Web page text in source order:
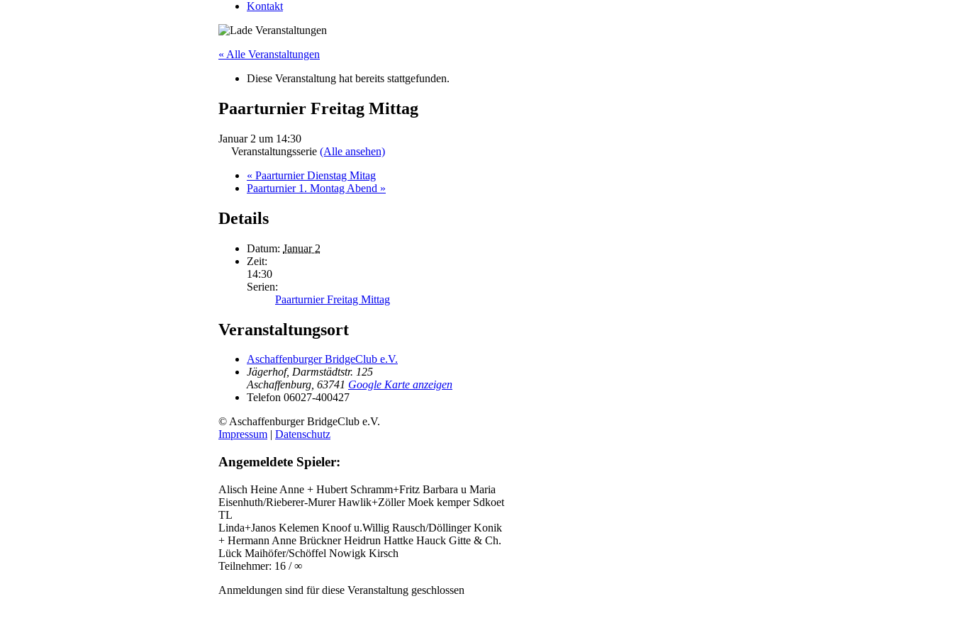
Kontakt
« Alle Veranstaltungen
Diese Veranstaltung hat bereits stattgefunden.
Paarturnier Freitag Mittag
Januar 2 um 14:30
Veranstaltungsserie (Alle ansehen)
« Paarturnier Dienstag Mitag
Paarturnier 1. Montag Abend »
Details
Datum: Januar 2
Zeit:
14:30
Serien:
Paarturnier Freitag Mittag
Veranstaltungsort
Aschaffenburger BridgeClub e.V.
Jägerhof, Darmstädtstr. 125
Aschaffenburg, 63741 Google Karte anzeigen
Telefon 06027-400427
© Aschaffenburger BridgeClub e.V.
Impressum | Datenschutz
Angemeldete Spieler:
Alisch Heine Anne + Hubert Schramm+Fritz Barbara u Maria
Eisenhuth/Rieberer-MurerHawlik+ZöllerMoek kemper Sdkoet
TL
Linda+Janos Kelemen Knoof u.Willig Rausch/DöllingerKonik
+ Hermann Anne Brückner Heidrun Hattke Hauck Gitte & Ch.
Lück Maihöfer/Schöffel Nowigk Kirsch
Teilnehmer: 16 / ∞
Anmeldungen sind für diese Veranstaltung geschlossen